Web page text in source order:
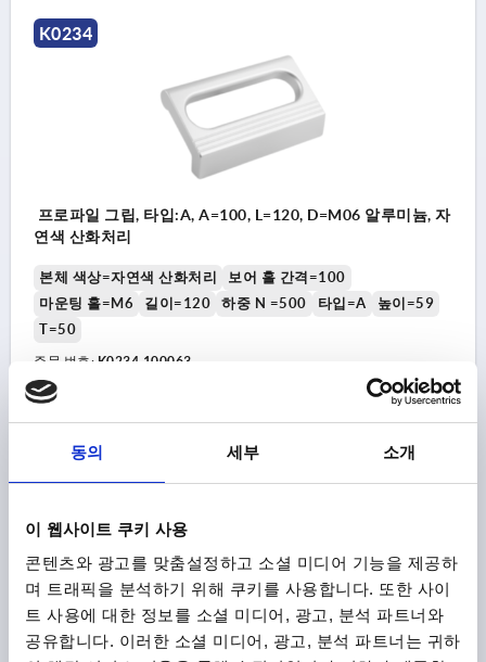
동의 세부 소개
이 웹사이트 쿠키 사용
콘텐츠와 광고를 맞춤설정하고 소셜 미디어 기능을 제공하
며 트래픽을 분석하기 위해 쿠키를 사용합니다. 또한 사이
트 사용에 대한 정보를 소셜 미디어, 광고, 분석 파트너와
공유합니다. 이러한 소셜 미디어, 광고, 분석 파트너는 귀하
K0234
프로파일 그립, 타입:A, A=100, L=120, D=M06 알루미늄, 자
연색 산화처리
본체 색상=자연색 산화처리
보어 홀 간격=100
마운팅 홀=M6
길이=120 하중 N =500 타입=A
높이=59
T=50
주문 번호: K0234.100063
배송비 별도